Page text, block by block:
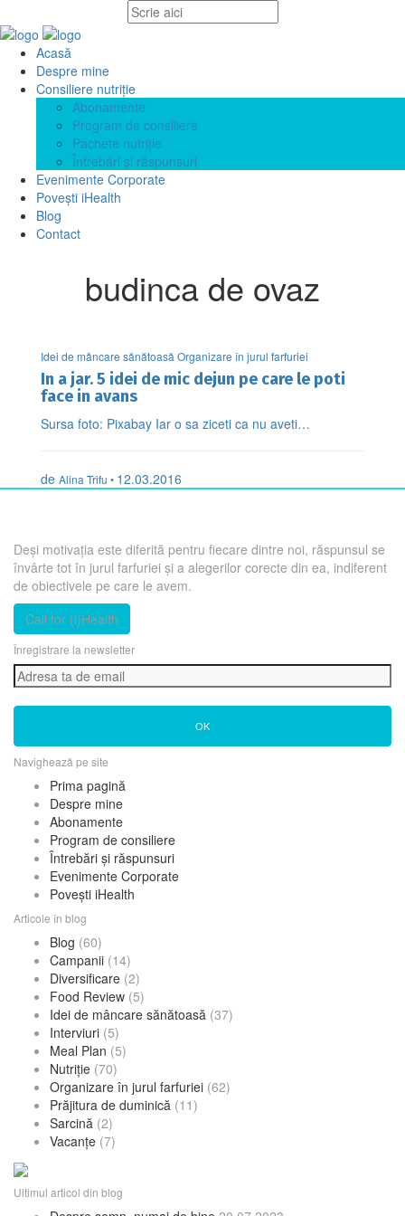
Acasă
Despre mine
Consiliere nutriție
Abonamente
Program de consiliere
Pachete nutriție
Întrebări și răspunsuri
Evenimente Corporate
Povești iHealth
Blog
Contact
budinca de ovaz
Idei de mâncare sănătoasă Organizare în jurul farfuriei
In a jar. 5 idei de mic dejun pe care le poti
face in avans
Sursa foto: Pixabay Iar o sa ziceti ca nu aveti…
de Alina Trifu • 12.03.2016
Deși motivația este diferită pentru fiecare dintre noi, răspunsul se
învârte tot în jurul farfuriei și a alegerilor corecte din ea, indiferent
de obiectivele pe care le avem.
Call for (i)Health
Înregistrare la newsletter
OK
Navighează pe site
Prima pagină
Despre mine
Abonamente
Program de consiliere
Întrebări și răspunsuri
Evenimente Corporate
Povești iHealth
Articole în blog
Blog (60)
Campanii (14)
Diversificare (2)
Food Review (5)
Idei de mâncare sănătoasă (37)
Interviuri (5)
Meal Plan (5)
Nutriție (70)
Organizare în jurul farfuriei (62)
Prăjitura de duminică (11)
Sarcină (2)
Vacanțe (7)
Ultimul articol din blog